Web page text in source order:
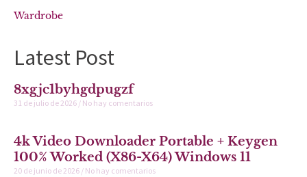
Wardrobe
Latest Post
8xgjc1byhgdpugzf
31 de julio de 2026 No hay comentarios
4k Video Downloader Portable + Keygen
100% Worked (x86-X64) Windows 11
20 de junio de 2026 No hay comentarios